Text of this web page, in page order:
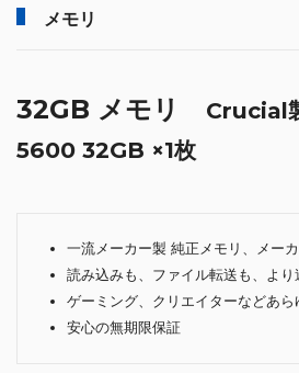
メモリ
32GB メモリ
Crucial
5600 32GB ×1枚
一流メーカー製 純正メモリ、メー
読み込みも、ファイル転送も、より
ゲーミング、クリエイターなどあ
安心の無期限保証